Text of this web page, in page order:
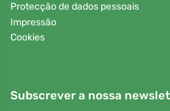
Protecção de dados pessoais
Impressão
Cookies
Subscrever a nossa